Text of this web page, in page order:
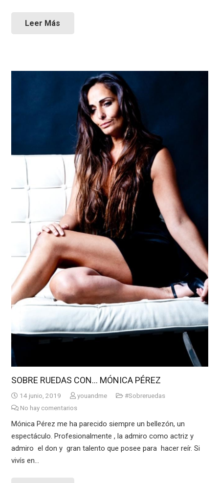
Leer Más
SOBRE RUEDAS CON… MÓNICA PÉREZ
14 junio, 2019 youandme
#Sobreruedas
No hay comentarios
Mónica Pérez me ha parecido siempre un bellezón, un
espectáculo. Profesionalmente , la admiro como actriz y
admiro el don y gran talento que posee para hacer reír. Si
vivís en…